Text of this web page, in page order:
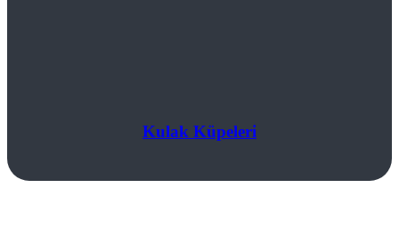
Kulak Küpeleri